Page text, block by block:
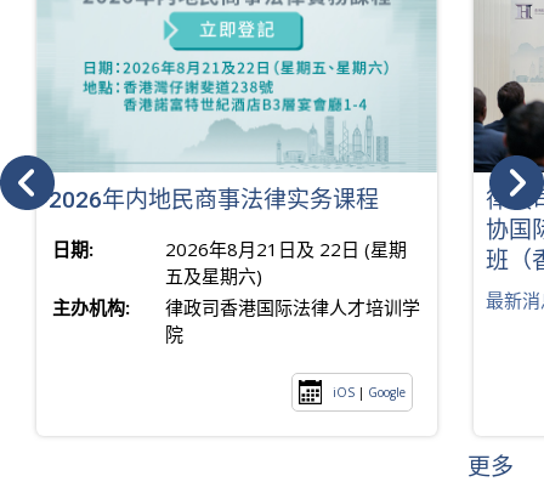
2026年内地民商事法律实务课程
日期:
2026年8月21日及 22日 (星期
五及星期六)
主办机构:
律政司香港国际法律人才培训学
院
iOS | Google
律政
协国
班（
最新
更多